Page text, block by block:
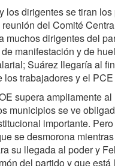
dirigentes se tiran
del Comité
dirigentes del
manifestación y de
Suárez llegaría al
trabajadores y el
supera ampliamente
municipios se ve
importante.
se desmorona
su llegada al poder y
del partido y que